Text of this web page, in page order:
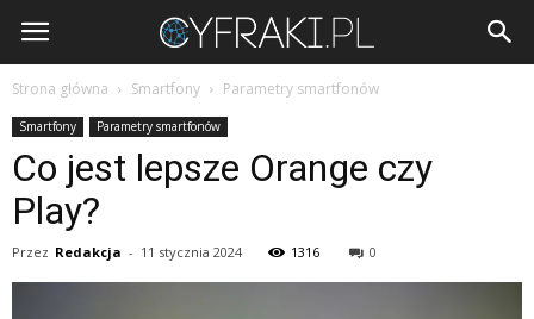
Cyfraki.pl
Strona główna Smartfony Parametry smartfonów
Smartfony Parametry smartfonów
Co jest lepsze Orange czy
Play?
Przez Redakcja - 11 stycznia 2024 1316 0